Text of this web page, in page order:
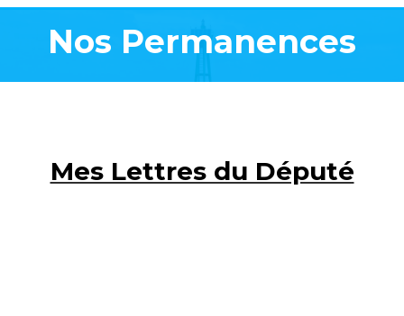
Nos Permanences
Mes Lettres du Député